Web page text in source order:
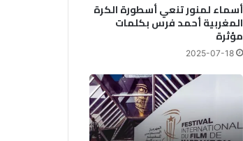
أسماء لمنور تنعي أسطورة الكرة
المغربية أحمد فرس بكلمات
مؤثرة
2025-07-18